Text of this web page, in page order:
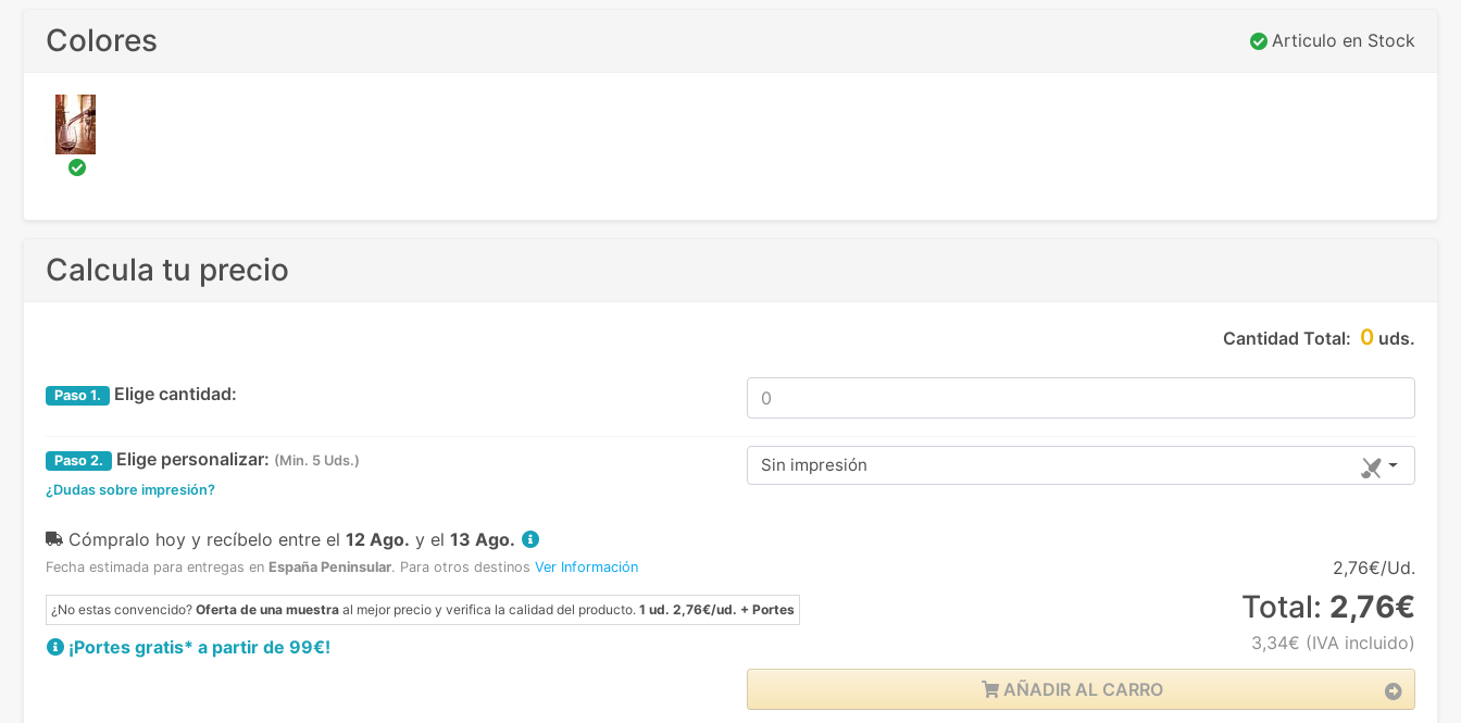
Colores Articulo en Stock
Calcula tu precio
Cantidad Total: 0 uds.
Paso 1. Elige cantidad:
Paso 2. Elige personalizar: (Min. 5 Uds.)
¿Dudas sobre impresión?
Sin impresión
Cómpralo hoy y recíbelo entre el 12 Ago. y el 13 Ago.
Fecha estimada para entregas en España Peninsular. Para otros destinos Ver Información
¿No estas convencido? Oferta de una muestra al mejor precio y verifica la calidad del producto. 1 ud. 2,76€/ud. + Portes
¡Portes gratis* a partir de 99€!
2,76€/Ud.
Total: 2,76€
3,34€ (IVA incluido)
AÑADIR AL CARRO